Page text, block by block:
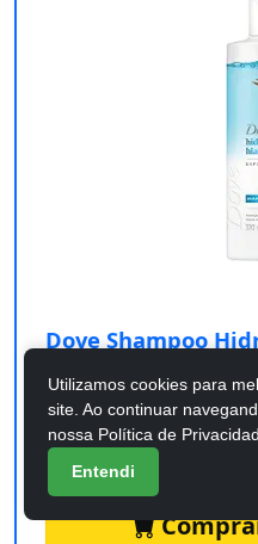
Dove Shampoo
Vit 370ml
Confira os detalhes
diretamente na Amazon.
Utilizamos cookies para
site. Ao continuar
nossa Política de
Entendi